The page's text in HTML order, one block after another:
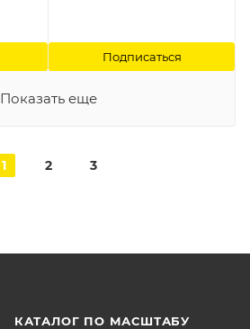
Подписаться
Показать еще
1 2 3
КАТАЛОГ ПО МАСШТАБУ